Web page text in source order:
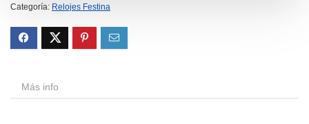
Categoría: Relojes Festina
Más info